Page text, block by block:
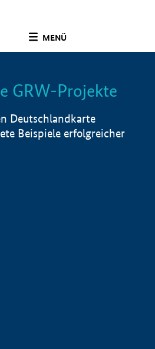
MENÜ
Info
GRW-Projekte
Deutschlandkarte
Beispiele erfolgreicher